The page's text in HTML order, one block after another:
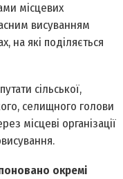
місцевих
висуванням
на які поділяється
сільської,
селищного голови
місцеві організації
окремі